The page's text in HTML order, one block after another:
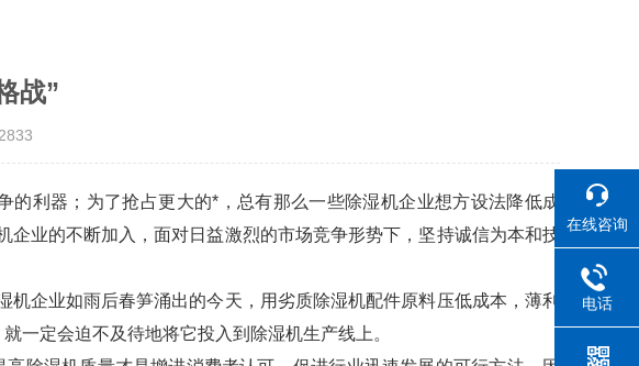
战”
利器；为了抢占更大的*，总有那么一些除湿机企业想方设法降低成
业的不断加入，面对日益激烈的市场竞争形势下，坚持诚信为本和技
企业如雨后春笋涌出的今天，用劣质除湿机配件原料压低成本，薄利
一定会迫不及待地将它投入到除湿机生产线上。
在线咨询
电话